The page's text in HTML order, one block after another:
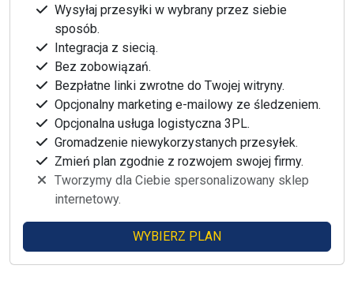
Wysyłaj przesyłki w wybrany przez siebie
sposób.
Integracja z siecią.
Bez zobowiązań.
Bezpłatne linki zwrotne do Twojej witryny.
Opcjonalny marketing e-mailowy ze śledzeniem.
Opcjonalna usługa logistyczna 3PL.
Gromadzenie niewykorzystanych przesyłek.
Zmień plan zgodnie z rozwojem swojej firmy.
Tworzymy dla Ciebie spersonalizowany sklep
internetowy.
WYBIERZ PLAN